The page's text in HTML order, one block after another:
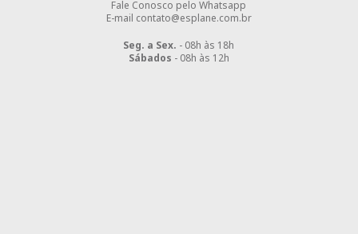
Fale Conosco pelo Whatsapp
E-mail contato@esplane.com.br
Seg. a Sex. - 08h às 18h
Sábados - 08h às 12h